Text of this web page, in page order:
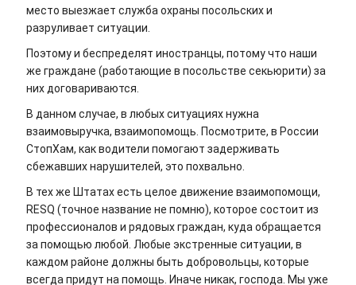
место выезжает служба охраны посольских и
разруливает ситуации.
Поэтому и беспределят иностранцы, потому что наши
же граждане (работающие в посольстве секьюрити) за
них договариваются.
В данном случае, в любых ситуациях нужна
взаимовыручка, взаимопомощь. Посмотрите, в России
СтопХам, как водители помогают задерживать
сбежавших нарушителей, это похвально.
В тех же Штатах есть целое движение взаимопомощи,
RESQ (точное название не помню), которое состоит из
профессионалов и рядовых граждан, куда обращается
за помощью любой. Любые экстренные ситуации, в
каждом районе должны быть добровольцы, которые
всегда придут на помощь. Иначе никак, господа. Мы уже